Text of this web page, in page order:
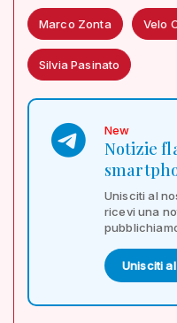
Marco Zonta Velo
Silvia Pasinato
New
Notizie
Unisciti al
ricevi una
Unisciti